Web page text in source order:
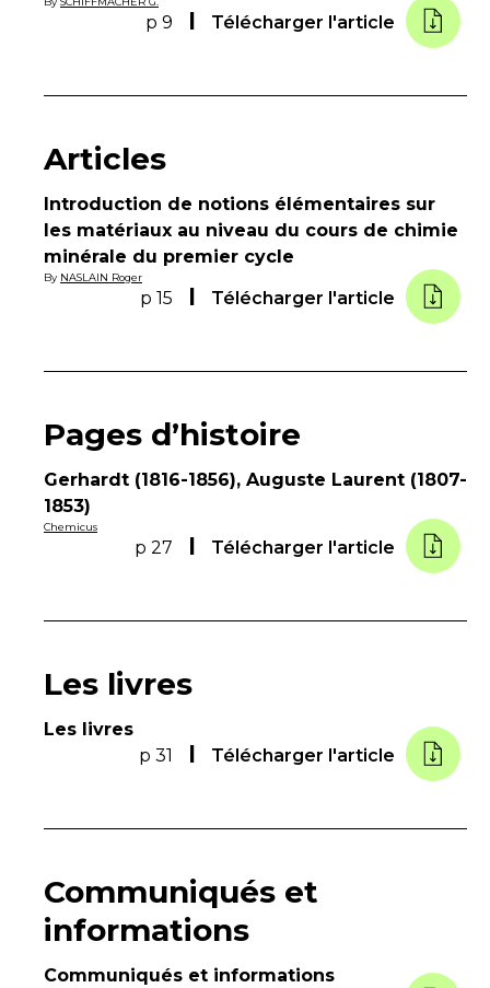
p 9 Télécharger l'article
Articles
Introduction de notions élémentaires sur
les matériaux au niveau du cours de chimie
minérale du premier cycle
By NASLAIN Roger
p 15 Télécharger l'article
Pages d’histoire
Gerhardt (1816-1856), Auguste Laurent (1807-
1853)
Chemicus
p 27 Télécharger l'article
Les livres
Les livres
p 31
Télécharger l'article
Communiqués et
informations
Communiqués et informations